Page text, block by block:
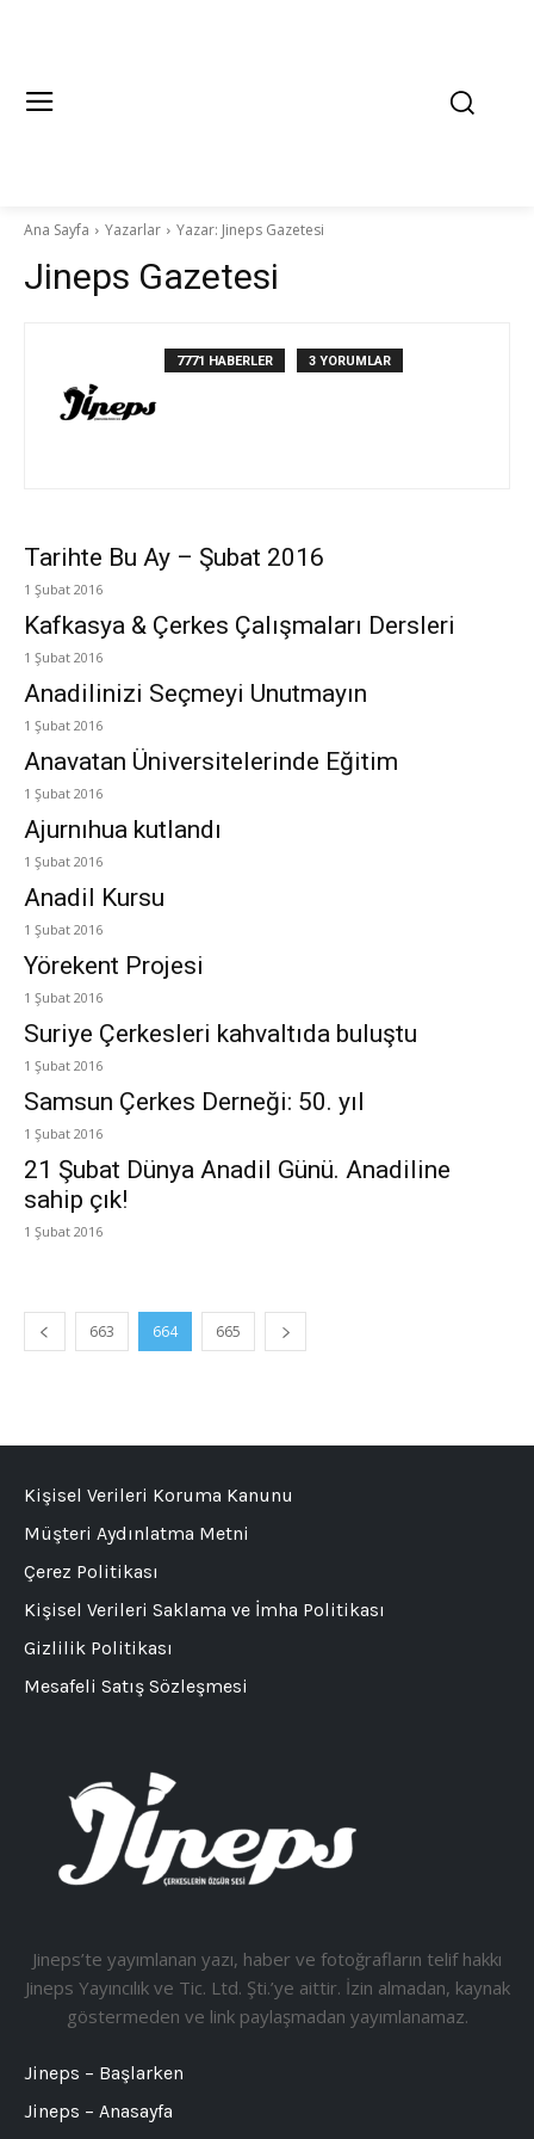
Ana Sayfa Yazarlar Yazar: Jineps Gazetesi
Jineps Gazetesi
7771 HABERLER 3 YORUMLAR
Tarihte Bu Ay – Şubat 2016
1 Şubat 2016
Kafkasya & Çerkes Çalışmaları Dersleri
1 Şubat 2016
Anadilinizi Seçmeyi Unutmayın
1 Şubat 2016
Anavatan Üniversitelerinde Eğitim
1 Şubat 2016
Ajurnıhua kutlandı
1 Şubat 2016
Anadil Kursu
1 Şubat 2016
Yörekent Projesi
1 Şubat 2016
Suriye Çerkesleri kahvaltıda buluştu
1 Şubat 2016
Samsun Çerkes Derneği: 50. yıl
1 Şubat 2016
21 Şubat Dünya Anadil Günü. Anadiline
sahip çık!
1 Şubat 2016
663 664 665
Jineps’te yayımlanan yazı, haber ve fotoğrafların telif hakkı
Jineps Yayıncılık ve Tic. Ltd. Şti.’ye aittir. İzin almadan, kaynak
göstermeden ve link paylaşmadan yayımlanamaz.
Jineps – Başlarken
Jineps – Anasayfa
Kişisel Verileri Koruma Kanunu
Müşteri Aydınlatma Metni
Çerez Politikası
Kişisel Verileri Saklama ve İmha Politikası
Gizlilik Politikası
Mesafeli Satış Sözleşmesi